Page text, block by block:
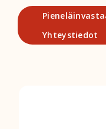
Hyppää
sisältöön
Yhteystiedot